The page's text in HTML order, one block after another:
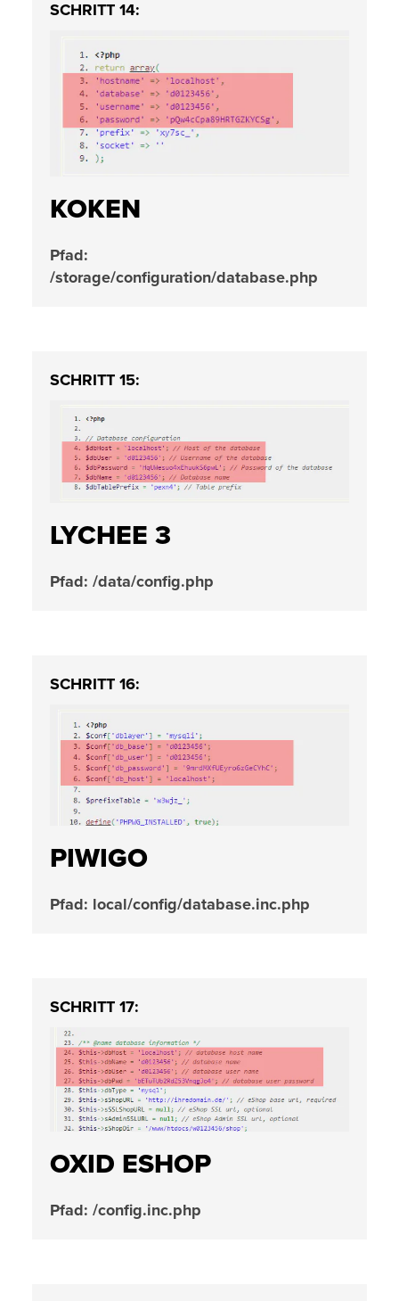
SCHRITT 14:
KOKEN
Pfad:
/storage/configuration/database.php
SCHRITT 15:
LYCHEE 3
Pfad: /data/config.php
SCHRITT 16:
PIWIGO
Pfad: local/config/database.inc.php
SCHRITT 17:
OXID ESHOP
Pfad: /config.inc.php